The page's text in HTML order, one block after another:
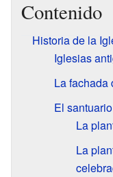
Contenido
Historia de la
Iglesias
La fachada
El
La
La